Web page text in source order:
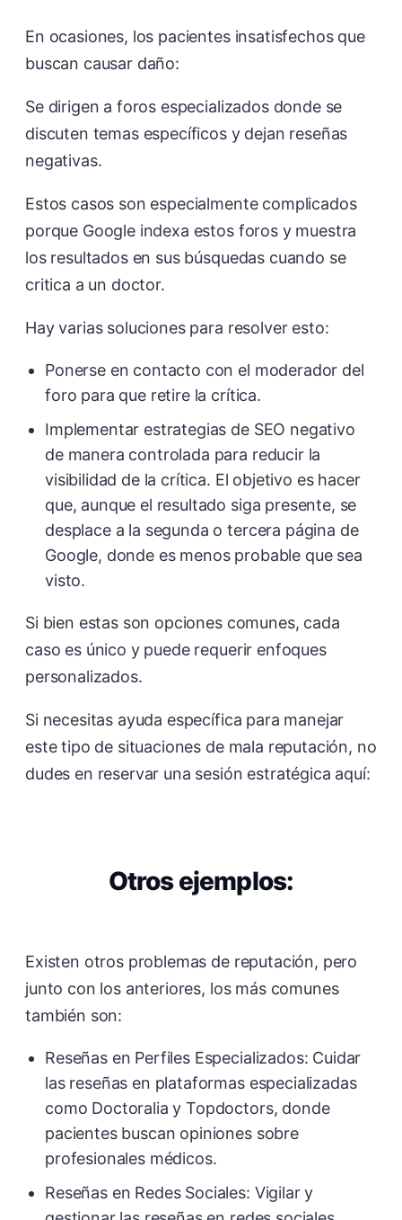
En ocasiones, los pacientes insatisfechos que
buscan causar daño:
Se dirigen a foros especializados donde se
discuten temas específicos y dejan reseñas
negativas.
Estos casos son especialmente complicados
porque Google indexa estos foros y muestra
los resultados en sus búsquedas cuando se
critica a un doctor.
Hay varias soluciones para resolver esto:
Ponerse en contacto con el moderador del
foro para que retire la crítica.
Implementar estrategias de SEO negativo
de manera controlada para reducir la
visibilidad de la crítica. El objetivo es hacer
que, aunque el resultado siga presente, se
desplace a la segunda o tercera página de
Google, donde es menos probable que sea
visto.
Si bien estas son opciones comunes, cada
caso es único y puede requerir enfoques
personalizados.
Si necesitas ayuda específica para manejar
este tipo de situaciones de mala reputación, no
dudes en reservar una sesión estratégica aquí:
Otros ejemplos:
Existen otros problemas de reputación, pero
junto con los anteriores, los más comunes
también son:
Reseñas en Perfiles Especializados: Cuidar
las reseñas en plataformas especializadas
como Doctoralia y Topdoctors, donde
pacientes buscan opiniones sobre
profesionales médicos.
Reseñas en Redes Sociales: Vigilar y